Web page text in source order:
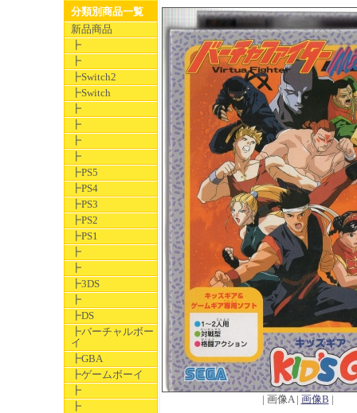
分類別商品一覧
新品商品
┣
┣
┣Switch2
┣Switch
┣
┣
┣
┣
┣PS5
┣PS4
┣PS3
┣PS2
┣PS1
┣
┣
┣3DS
┣
┣DS
┣バーチャルボー
イ
┣GBA
┣ゲームボーイ
┣
┣
| 画像A | 画像B |